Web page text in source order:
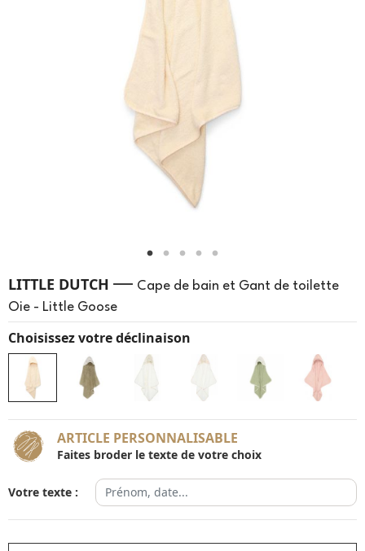
LITTLE DUTCH — Cape de bain et Gant de toilette
Oie - Little Goose
Choisissez votre déclinaison
ARTICLE PERSONNALISABLE
Faites broder le texte de votre choix
Votre texte :